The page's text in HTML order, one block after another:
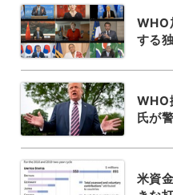
WHO
する
WHO
氏が
米資